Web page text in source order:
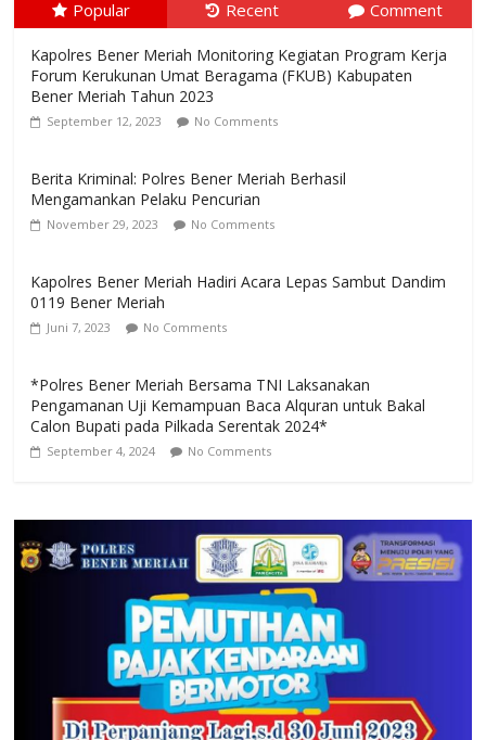
Popular Recent Comment
Kapolres Bener Meriah Monitoring Kegiatan Program Kerja
Forum Kerukunan Umat Beragama (FKUB) Kabupaten
Bener Meriah Tahun 2023
September 12, 2023 No Comments
Berita Kriminal: Polres Bener Meriah Berhasil
Mengamankan Pelaku Pencurian
November 29, 2023 No Comments
Kapolres Bener Meriah Hadiri Acara Lepas Sambut Dandim
0119 Bener Meriah
Juni 7, 2023 No Comments
*Polres Bener Meriah Bersama TNI Laksanakan
Pengamanan Uji Kemampuan Baca Alquran untuk Bakal
Calon Bupati pada Pilkada Serentak 2024*
September 4, 2024 No Comments